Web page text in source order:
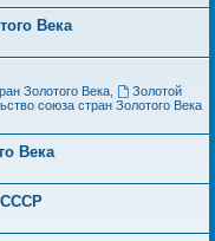
Века
Золотого Века,
Золотой
союза стран Золотого Века
Века
СССР